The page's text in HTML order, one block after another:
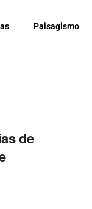
Paisagismo
de